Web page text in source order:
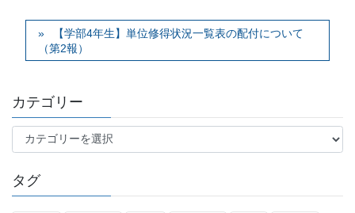
【学部4年生】単位修得状況一覧表の配付について
（第2報）
カテゴリー
テ
リ
ー
タグ